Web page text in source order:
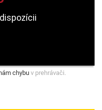
chybuv prehrávači.